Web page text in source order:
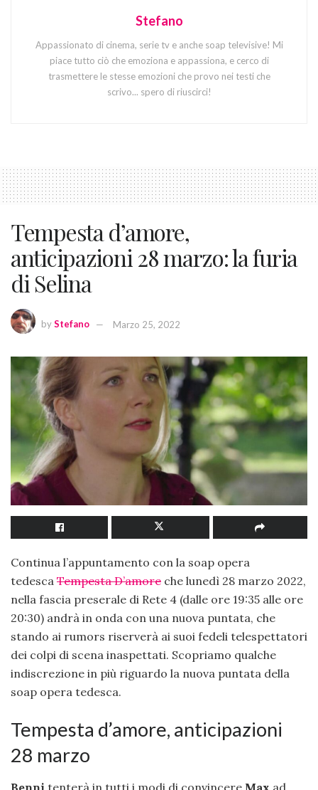
Stefano
Appassionato di cinema, serie tv e anche soap televisive! Mi
piace tutto ciò che emoziona e appassiona, e cerco di
trasmettere le stesse emozioni che provo nei testi che
scrivo... spero di riuscirci!
Tempesta d’amore,
anticipazioni 28 marzo: la furia
di Selina
byStefano Marzo 25, 2022
Continua l’appuntamento con la soap opera
tedesca Tempesta D’amore che lunedì 28 marzo 2022,
nella fascia preserale di Rete 4 (dalle ore 19:35 alle ore
20:30) andrà in onda con una nuova puntata, che
stando ai rumors riserverà ai suoi fedeli telespettatori
dei colpi di scena inaspettati. Scopriamo qualche
indiscrezione in più riguardo la nuova puntata della
soap opera tedesca.
Tempesta d’amore, anticipazioni
28 marzo
Benni tenterà in tutti i modi di convincere Max ad